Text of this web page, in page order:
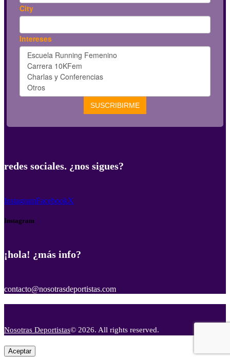
redes sociales. ¿nos sigues?
InstagramFacebookX
Instagram
¡hola! ¿más info?
contacto@nosotrasdeportistas.com
Nosotras Deportistas© 2026. All rights reserved.
Aceptar